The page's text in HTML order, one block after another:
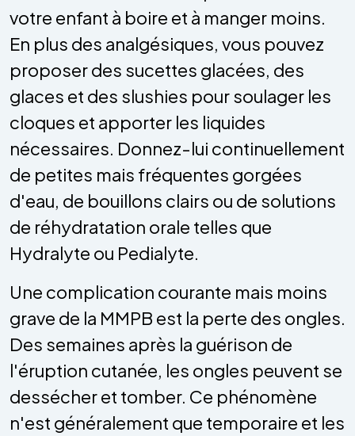
votre enfant à boire et à manger moins.
En plus des analgésiques, vous pouvez
proposer des sucettes glacées, des
glaces et des slushies pour soulager les
cloques et apporter les liquides
nécessaires. Donnez-lui continuellement
de petites mais fréquentes gorgées
d'eau, de bouillons clairs ou de solutions
de réhydratation orale telles que
Hydralyte ou Pedialyte.
Une complication courante mais moins
grave de la MMPB est la perte des ongles.
Des semaines après la guérison de
l'éruption cutanée, les ongles peuvent se
dessécher et tomber. Ce phénomène
n'est généralement que temporaire et les